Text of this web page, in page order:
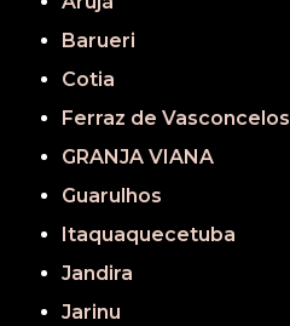
Barueri
Cotia
Ferraz de Vasconcelos
GRANJA VIANA
Guarulhos
Itaquaquecetuba
Jandira
Jarinu